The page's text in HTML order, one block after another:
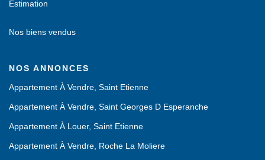
Estimation
Nos biens vendus
NOS ANNONCES
Appartement À Vendre, Saint Etienne
Appartement À Vendre, Saint Georges D Esperanche
Appartement À Louer, Saint Etienne
Appartement À Vendre, Roche La Moliere